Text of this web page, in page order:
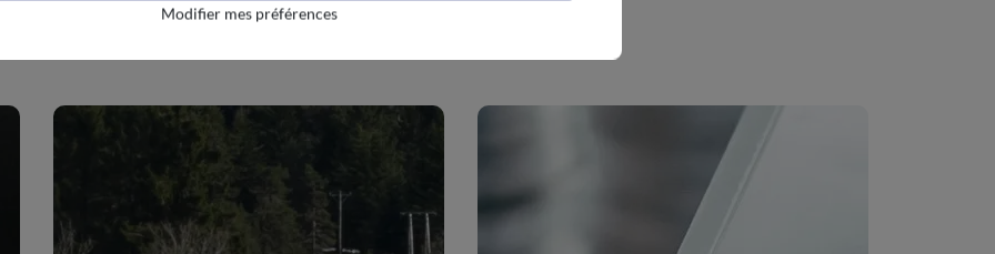
la même thématique
Modifier mes préférences